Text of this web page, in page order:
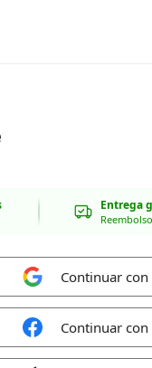
Entrega
Continuar
Continuar con